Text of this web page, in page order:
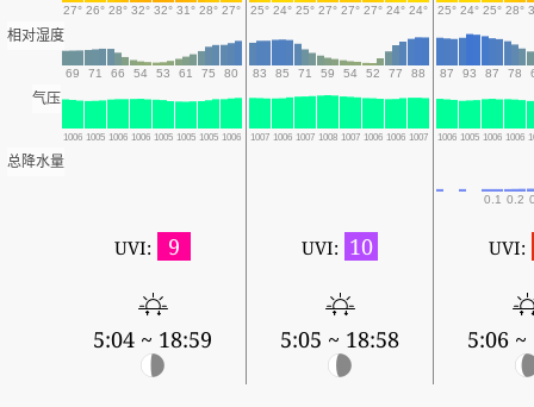
27° 26° 28° 32° 32° 31° 28° 27° 25° 24° 25° 27° 27° 27° 24° 24° 25° 24° 25° 28°
相对湿度
69 71 66 54 53 61 75 80 83 85 71 59 54 52 77 88 87 93 87 78
气压
1006 1005 1006 1006 1005 1005 1005 1006 1007 1006 1007 1008 1007 1006 1006 1007 1006 1005 1006 1006
总降水量
0.1 0.2
UVI: 9
5:04 ~ 18:59
UVI: 10
5:05 ~ 18:58
UVI:
5:06 ~